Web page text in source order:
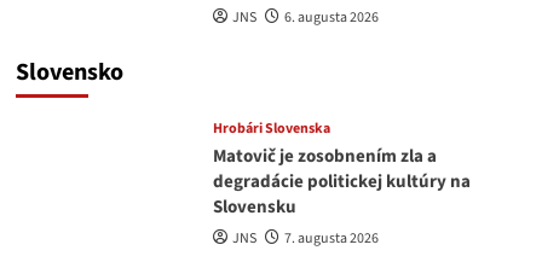
JNS 6. augusta 2026
Slovensko
Hrobári Slovenska
Matovič je zosobnením zla a
degradácie politickej kultúry na
Slovensku
JNS 7. augusta 2026